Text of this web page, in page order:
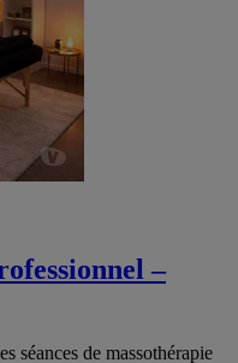
–
séances de massothérapie